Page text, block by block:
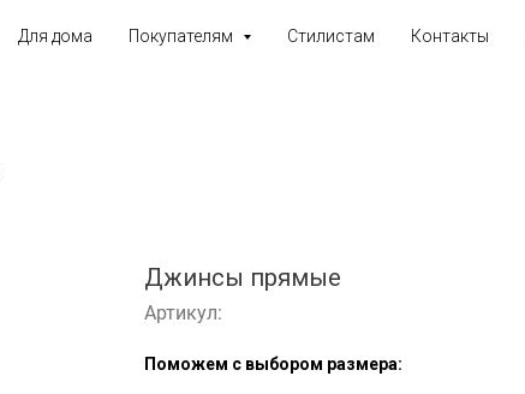
Для дома Покупателям Стилистам Контакты
Джинсы прямые
Артикул:
Поможем с выбором размера: